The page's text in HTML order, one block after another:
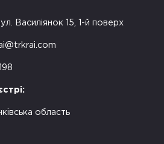
Василіянок 15, 1-й поверх
область